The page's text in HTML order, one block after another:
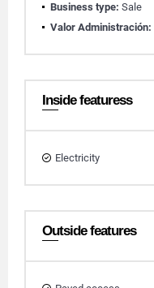
Business type: Sale
Valor Administración:
Inside featuress
Electricity
Outside features